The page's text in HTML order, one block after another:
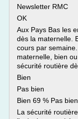
Newsletter RMC
OK
Aux Pays Bas les
dès la maternelle.
cours par
maternelle, bien
sécurité routière
Bien
Pas bien
Bien 69 % Pas
La sécurité